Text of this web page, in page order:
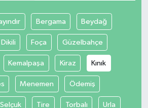
Bergama Beydağ
Dikili Foça Güzelbahçe
Kemalpaşa Kiraz Kınık
Menemen Ödemiş
Selçuk Tire Torbalı Urla